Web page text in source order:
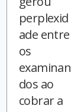
perplexid
ade entre
os
examinan
dos ao
cobrar a